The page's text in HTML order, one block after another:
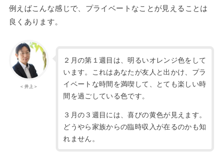
例えばこんな感じで、プライベートなことが見えることは
良くあります。
＜井上＞
２月の第１週目は、明るいオレンジ色をして
います。これはあなたが友人と出かけ、プラ
イベートな時間を満喫して、とても楽しい時
間を過ごしている色です。
３月の３週目には、喜びの黄色が見えます。
どうやら家族からの臨時収入が在るのかも知
れません。